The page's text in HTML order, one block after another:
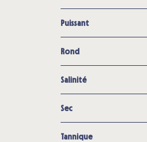
Puissant
Rond
Salinité
Sec
Tannique